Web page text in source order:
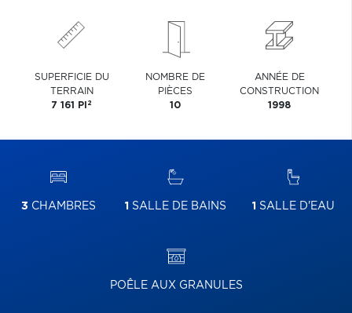
SUPERFICIE DU
TERRAIN
7 161 PI 2
NOMBRE DE
PIÈCES
10
ANNÉE DE
CONSTRUCTION
1998
3 CHAMBRES 1 SALLE DE BAINS 1 SALLE D'EAU
POÊLE AUX GRANULES